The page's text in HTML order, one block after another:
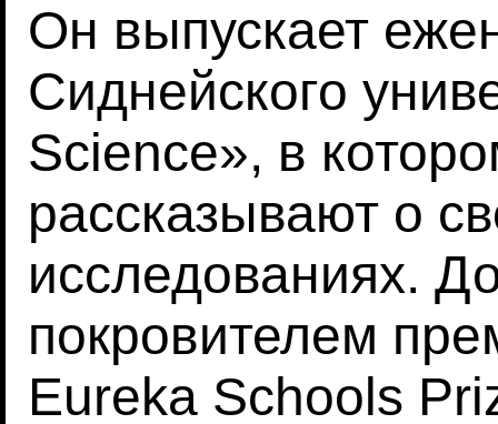
Он выпускает
Сиднейского
Science», в
рассказывают о
исследованиях.
покровителем
Eureka Schools